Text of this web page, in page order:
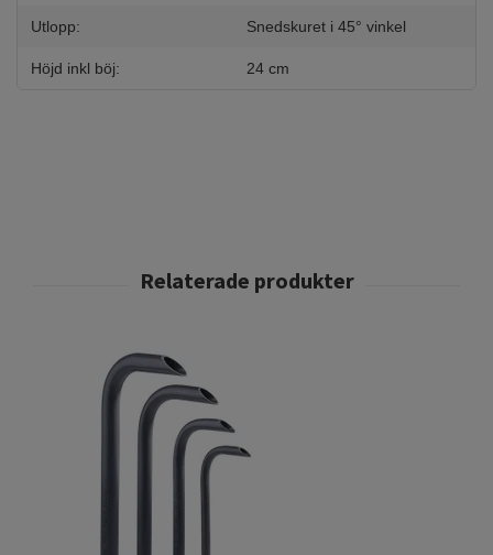
Utlopp: Snedskuret i 45° vinkel
Höjd inkl böj: 24 cm